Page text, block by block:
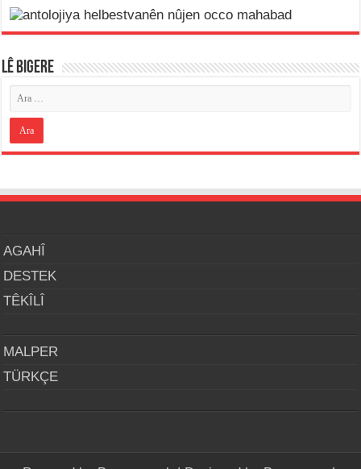
LÊ BIGERE
AGAHÎ
DESTEK
TÊKÎLÎ
MALPER
TÜRKÇE